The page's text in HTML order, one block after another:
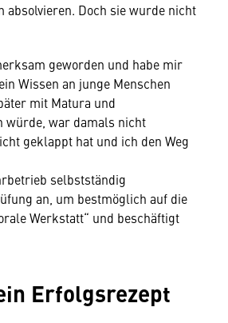
Doch sie wurde nicht
geworden und habe mir
Wissen an junge Menschen
mit Matura und
würde, war damals nicht
geklappt hat und ich den Weg
selbstständig
an, um bestmöglich auf die
Werkstatt“ und beschäftigt
Erfolgsrezept